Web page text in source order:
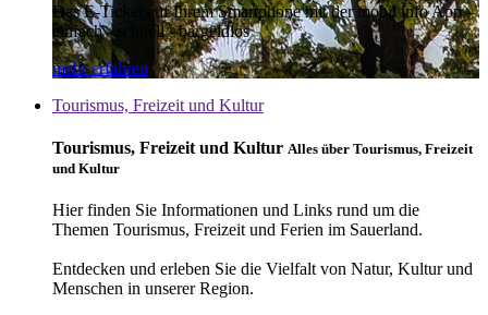
Das E-Ticket auf Ihrem Smartphone mit der mobil info App -
einfach - schnell - bargeldlos
mehr erfahren
Tourismus, Freizeit und Kultur
Tourismus, Freizeit und Kultur Alles über Tourismus, Freizeit
und Kultur
Hier finden Sie Informationen und Links rund um die
Themen Tourismus, Freizeit und Ferien im Sauerland.
Entdecken und erleben Sie die Vielfalt von Natur, Kultur und
Menschen in unserer Region.